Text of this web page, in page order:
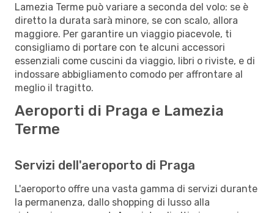
Lamezia Terme può variare a seconda del volo: se è
diretto la durata sarà minore, se con scalo, allora
maggiore. Per garantire un viaggio piacevole, ti
consigliamo di portare con te alcuni accessori
essenziali come cuscini da viaggio, libri o riviste, e di
indossare abbigliamento comodo per affrontare al
meglio il tragitto.
Aeroporti di Praga e Lamezia
Terme
Servizi dell'aeroporto di Praga
L'aeroporto offre una vasta gamma di servizi durante
la permanenza, dallo shopping di lusso alla